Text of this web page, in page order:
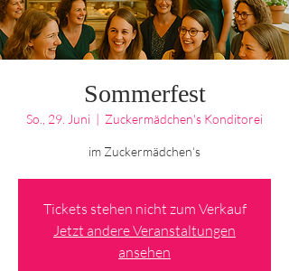
Sommerfest
So., 29. Juni
  |
Zuckermädchen's Konditorei
im Zuckermädchen‘s
Tickets stehen nicht zum Verkauf
Jetzt andere Veranstaltungen
ansehen